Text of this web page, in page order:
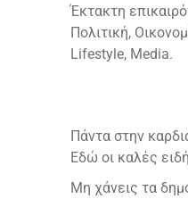
Έκτακτη
Πολιτική,
Lifestyle, Media.
Πάντα στην
Εδώ οι καλές
Μη χάνεις τα